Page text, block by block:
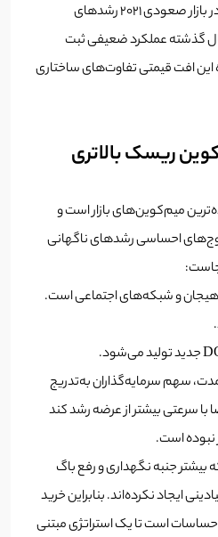
بخریم یا سولانا؟ هر دو رمزارز در بازار صعودی ۲۰۲۱ رشدهای
گذشته عملکرد ضعیفی ثبت
این افت قیمتی تفاوت‌های ساختاری
ریسک بالاتری
میم‌کوین‌های بازار است و
احساسی رشدهای ناگهانی
هیجان و شبکه‌های اجتماعی است.
سهم سرمایه‌گذاران به‌تدریج
سرعتی بیشتر از عرضه رشد کند
نبوده است.
بیشتر جنبه نگهداری و رفع باگ
ایجاد نکرده‌اند. بنابراین خرید
است تا یک استراتژی مبتنی